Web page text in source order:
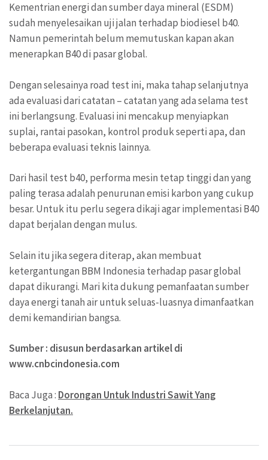
Kementrian energi dan sumber daya mineral (ESDM)
sudah menyelesaikan uji jalan terhadap biodiesel b40.
Namun pemerintah belum memutuskan kapan akan
menerapkan B40 di pasar global.
Dengan selesainya road test ini, maka tahap selanjutnya
ada evaluasi dari catatan – catatan yang ada selama test
ini berlangsung. Evaluasi ini mencakup menyiapkan
suplai, rantai pasokan, kontrol produk seperti apa, dan
beberapa evaluasi teknis lainnya.
Dari hasil test b40, performa mesin tetap tinggi dan yang
paling terasa adalah penurunan emisi karbon yang cukup
besar. Untuk itu perlu segera dikaji agar implementasi B40
dapat berjalan dengan mulus.
Selain itu jika segera diterap, akan membuat
ketergantungan BBM Indonesia terhadap pasar global
dapat dikurangi. Mari kita dukung pemanfaatan sumber
daya energi tanah air untuk seluas-luasnya dimanfaatkan
demi kemandirian bangsa.
Sumber : disusun berdasarkan artikel di
www.cnbcindonesia.com
Baca Juga : Dorongan Untuk Industri Sawit Yang
Berkelanjutan.